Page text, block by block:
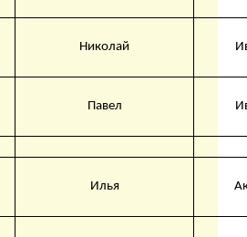
Николай
Павел
Илья